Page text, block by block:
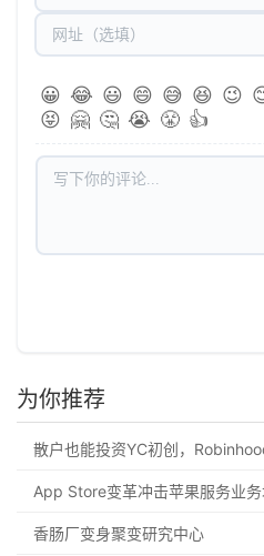
😀 😂 😃 😄 😅 😆 😉
😝 🤗 🤔 😭 😤 👍
为你推荐
散户也能投资YC初创，
App Store变革冲击苹果服务业
香肠厂变身聚变研究中心